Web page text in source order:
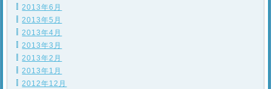
2013年6月
2013年5月
2013年4月
2013年3月
2013年2月
2013年1月
2012年12月